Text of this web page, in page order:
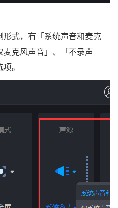
式，有「系统声音和麦克
克风声音」、「不录声
。